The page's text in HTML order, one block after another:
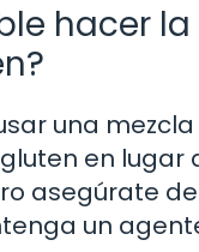
hacer
una
en lugar
asegúrate
un